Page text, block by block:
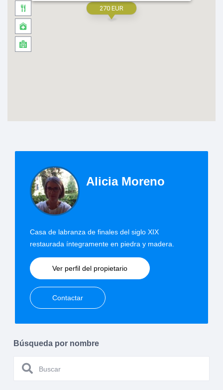
270 EUR
Alicia Moreno
Casa de labranza de finales del siglo XIX
restaurada íntegramente en piedra y madera.
Ver perfil del propietario
Contactar
Búsqueda por nombre